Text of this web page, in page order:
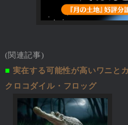
(関連記事)
■ 実在する可能性が高いワニと
クロコダイル・フロッグ